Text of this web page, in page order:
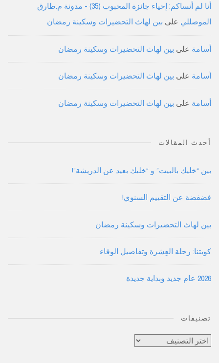
أنا لم أنساكم: إحياء جائزة المحبوب (35) - مدونة م.طارق
الموصللي على بين لهاث التحضيرات وسكينة رمضان
أسامة على بين لهاث التحضيرات وسكينة رمضان
أسامة على بين لهاث التحضيرات وسكينة رمضان
أسامة على بين لهاث التحضيرات وسكينة رمضان
أحدث المقالات
بين “خليك بالبيت” و “خليك بعيد عن الدريشة”!
فضفضة عن التقييم السنوي!
بين لهاث التحضيرات وسكينة رمضان
كويتنا: رحلة العِشرة وتفاصيل الوفاء
2026 عام جديد وبداية جديدة
تصنيفات
تصنيفات